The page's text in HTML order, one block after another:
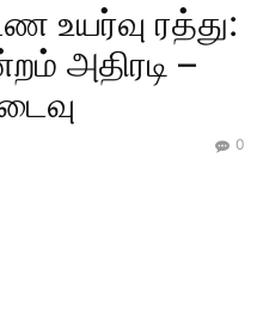
உயர்வு ரத்து:
அதிரடி –
0